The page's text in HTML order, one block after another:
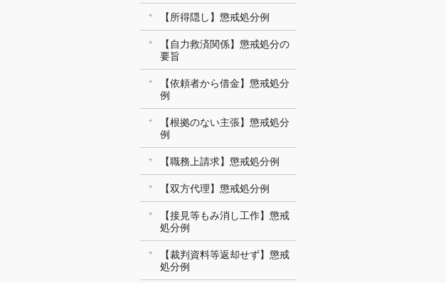
【所得隠し】懲戒処分例
【自力救済関係】懲戒処分の
要旨
【依頼者から借金】懲戒処分
例
【根拠のない主張】懲戒処分
例
【職務上請求】懲戒処分例
【双方代理】懲戒処分例
【接見等もみ消し工作】懲戒
処分例
【裁判資料等返却せず】懲戒
処分例